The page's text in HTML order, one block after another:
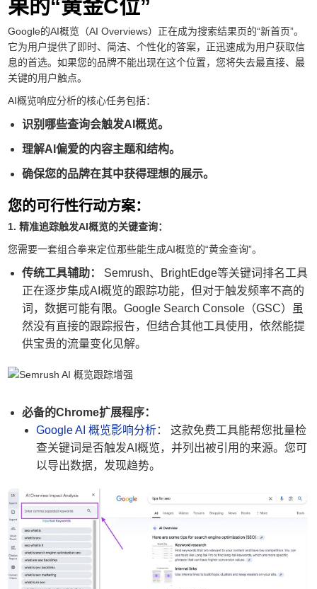
果的“黄金C位”
Google的AI概览（AI Overviews）正在成为搜索结果页的“新首页”。
它为用户提供了即时、简洁、个性化的答案，正迅速成为用户获取信
息的首选。如果您的品牌不能出现在这个位置，您将失去最直接、最
关键的用户触点。
AI概览响应分析的核心任务包括：
识别哪些查询会触发AI概览。
理解AI偏爱的内容主题和结构。
确保您的品牌在其中获得理想的展示。
您的可行性行动方案：
1. 精准追踪触发AI概览的关键查询：
您需要一套组合拳来定位那些能生成AI概览的“黄金查询”。
传统工具辅助：
Semrush、BrightEdge等关键词排名工具
正在逐步集成AI概览的跟踪功能，但对于触发频率不高的
词，数据可能有限。Google Search Console（GSC）虽
然没有直接的跟踪报告，但结合其他工具使用，依然能提
供宝贵的流量变化见解。
必备的Chrome扩展程序：
Google AI 概览影响分析： 这款免费工具能帮您批量检
查关键词是否触发AI概览，并列出被引用的来源。您可
以导出数据，发现趋势。